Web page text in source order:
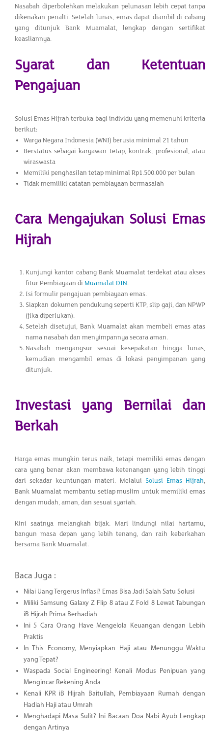
Nasabah diperbolehkan melakukan pelunasan lebih cepat tanpa
dikenakan penalti. Setelah lunas, emas dapat diambil di cabang
yang ditunjuk Bank Muamalat, lengkap dengan sertifikat
keasliannya.
Syarat dan Ketentuan
Pengajuan
Solusi Emas Hijrah terbuka bagi individu yang memenuhi kriteria
berikut:
Warga Negara Indonesia (WNI) berusia minimal 21 tahun
Berstatus sebagai karyawan tetap, kontrak, profesional, atau
wiraswasta
Memiliki penghasilan tetap minimal Rp1.500.000 per bulan
Tidak memiliki catatan pembiayaan bermasalah
Cara Mengajukan Solusi Emas
Hijrah
Kunjungi kantor cabang Bank Muamalat terdekat atau akses
fitur Pembiayaan di Muamalat DIN.
Isi formulir pengajuan pembiayaan emas.
Siapkan dokumen pendukung seperti KTP, slip gaji, dan NPWP
(jika diperlukan).
Setelah disetujui, Bank Muamalat akan membeli emas atas
nama nasabah dan menyimpannya secara aman.
Nasabah mengangsur sesuai kesepakatan hingga lunas,
kemudian mengambil emas di lokasi penyimpanan yang
ditunjuk.
Investasi yang Bernilai dan
Berkah
Harga emas mungkin terus naik, tetapi memiliki emas dengan
cara yang benar akan membawa ketenangan yang lebih tinggi
dari sekadar keuntungan materi. Melalui Solusi Emas Hijrah,
Bank Muamalat membantu setiap muslim untuk memiliki emas
dengan mudah, aman, dan sesuai syariah.
Kini saatnya melangkah bijak. Mari lindungi nilai hartamu,
bangun masa depan yang lebih tenang, dan raih keberkahan
bersama Bank Muamalat.
Baca Juga :
Nilai Uang Tergerus Inflasi? Emas Bisa Jadi Salah Satu Solusi
Miliki Samsung Galaxy Z Flip 8 atau Z Fold 8 Lewat Tabungan
iB Hijrah Prima Berhadiah
Ini 5 Cara Orang Have Mengelola Keuangan dengan Lebih
Praktis
In This Economy, Menyiapkan Haji atau Menunggu Waktu
yang Tepat?
Waspada Social Engineering! Kenali Modus Penipuan yang
Mengincar Rekening Anda
Kenali KPR iB Hijrah Baitullah, Pembiayaan Rumah dengan
Hadiah Haji atau Umrah
Menghadapi Masa Sulit? Ini Bacaan Doa Nabi Ayub Lengkap
dengan Artinya